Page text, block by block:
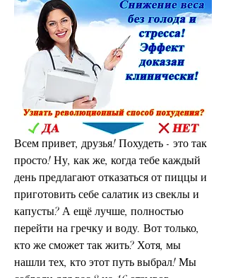
Всем привет, друзья! Похудеть - это так
просто! Ну, как же, когда тебе каждый
день предлагают отказаться от пиццы и
приготовить себе салатик из свеклы и
капусты? А ещё лучше, полностью
перейти на гречку и воду. Вот только,
кто же сможет так жить? Хотя, мы
нашли тех, кто этот путь выбрал! Мы